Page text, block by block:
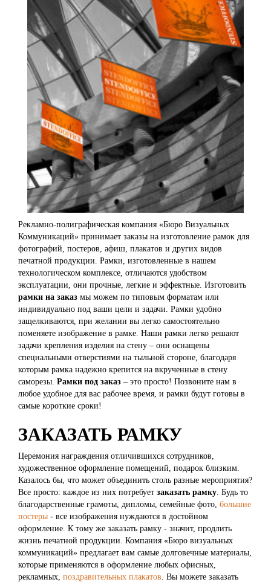
Рекламно-полиграфическая компания «Бюро Визуальных
Коммуникаций» принимает заказы на изготовление рамок для
фотографий, постеров, афиш, плакатов и других видов
печатной продукции. Рамки, изготовленные в нашем
технологическом комплексе, отличаются удобством
эксплуатации, они прочные, легкие и эффектные. Изготовить
рамки на заказ мы можем по типовым форматам или
индивидуально под ваши цели и задачи. Рамки удобно
защелкиваются, при желании вы легко самостоятельно
поменяете изображение в рамке. Наши рамки легко решают
задачи крепления изделия на стену – они оснащены
специальными отверстиями на тыльной стороне, благодаря
которым рамка надежно крепится на вкрученные в стену
саморезы. Рамки под заказ – это просто! Позвоните нам в
любое удобное для вас рабочее время, и рамки будут готовы в
самые короткие сроки!
ЗАКАЗАТЬ РАМКУ
Церемония награждения отличившихся сотрудников,
художественное оформление помещений, подарок близким.
Казалось бы, что может объединить столь разные мероприятия?
Все просто: каждое из них потребует заказать рамку . Будь то
благодарственные грамоты, дипломы, семейные фото, большие
постеры - все изображения нуждаются в достойном
оформление. К тому же заказать рамку - значит, продлить
жизнь печатной продукции. Компания «Бюро визуальных
коммуникаций» предлагает вам самые долговечные материалы,
которые применяются в оформление любых офисных,
рекламных, поздравительных плакатов . Вы можете заказать